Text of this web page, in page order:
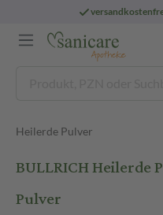
Heilerde Pulver
BULLRICH
Pulver